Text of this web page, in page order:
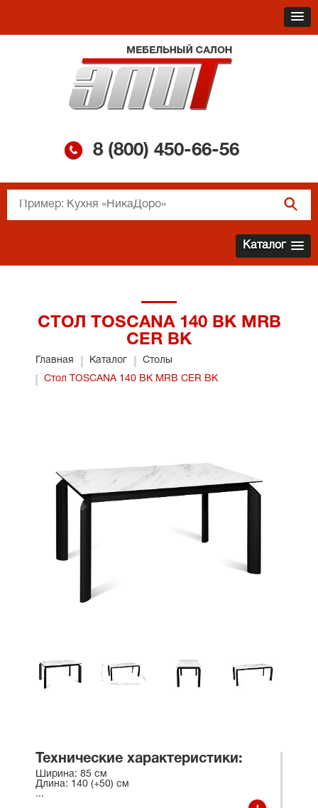
8 (800) 450-66-56
Каталог
СТОЛ TOSCANA 140 BK MRB
CER BK
Главная Каталог
Столы
Стол TOSCANA 140 BK MRB CER BK
Технические характеристики:
Ширина: 85 см
Длина: 140 (+50) см
...